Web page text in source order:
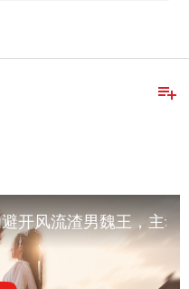
playlist_add
开风流渣男魏王，主